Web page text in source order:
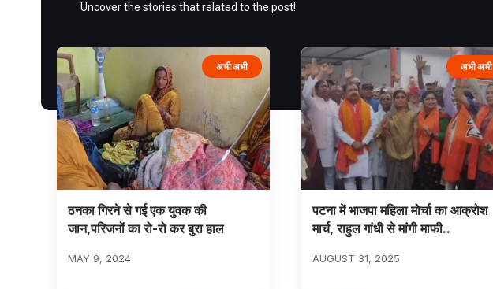
Uncover the stories that related to the post!
अभी अभी
ठनका गिरने से गई एक युवक की
जान,परिजनों का रो-रो कर बुरा हाल
MAY 9, 2024
अभी अभी
पटना में भाजपा महिला मोर्चा का आक्रोश
मार्च, राहुल गांधी से मांगी माफी..
AUGUST 31, 2025